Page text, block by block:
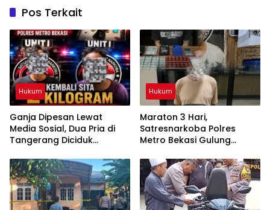
Pos Terkait
Hukum
Ganja Dipesan Lewat
Media Sosial, Dua Pria di
Tangerang Diciduk
Metro Bekasi
Hukum
Maraton 3 Hari,
Satresnarkoba Polres
Metro Bekasi Gulung
Tramadol